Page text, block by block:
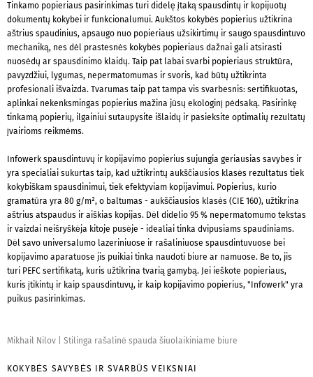
Tinkamo popieriaus pasirinkimas turi didelę įtaką spausdintų ir kopijuotų
dokumentų kokybei ir funkcionalumui. Aukštos kokybės popierius užtikrina
aštrius spaudinius, apsaugo nuo popieriaus užsikirtimų ir saugo spausdintuvo
mechaniką, nes dėl prastesnės kokybės popieriaus dažnai gali atsirasti
nuosėdų ar spausdinimo klaidų. Taip pat labai svarbi popieriaus struktūra,
pavyzdžiui, lygumas, nepermatomumas ir svoris, kad būtų užtikrinta
profesionali išvaizda. Tvarumas taip pat tampa vis svarbesnis: sertifikuotas,
aplinkai nekenksmingas popierius mažina jūsų ekologinį pėdsaką. Pasirinkę
tinkamą popierių, ilgainiui sutaupysite išlaidų ir pasieksite optimalių rezultatų
įvairioms reikmėms.
Infowerk spausdintuvų ir kopijavimo popierius sujungia geriausias savybes ir
yra specialiai sukurtas taip, kad užtikrintų aukščiausios klasės rezultatus tiek
kokybiškam spausdinimui, tiek efektyviam kopijavimui. Popierius, kurio
gramatūra yra 80 g/m², o baltumas - aukščiausios klasės (CIE 160), užtikrina
aštrius atspaudus ir aiškias kopijas. Dėl didelio 95 % nepermatomumo tekstas
ir vaizdai neišryškėja kitoje pusėje - idealiai tinka dvipusiams spaudiniams.
Dėl savo universalumo lazeriniuose ir rašaliniuose spausdintuvuose bei
kopijavimo aparatuose jis puikiai tinka naudoti biure ar namuose. Be to, jis
turi PEFC sertifikatą, kuris užtikrina tvarią gamybą. Jei ieškote popieriaus,
kuris įtikintų ir kaip spausdintuvų, ir kaip kopijavimo popierius, "Infowerk" yra
puikus pasirinkimas.
Mikhail Nilov Stilinga rašalinė spauda šiuolaikiniame biure
KOKYBĖS SAVYBĖS IR SVARBŪS VEIKSNIAI